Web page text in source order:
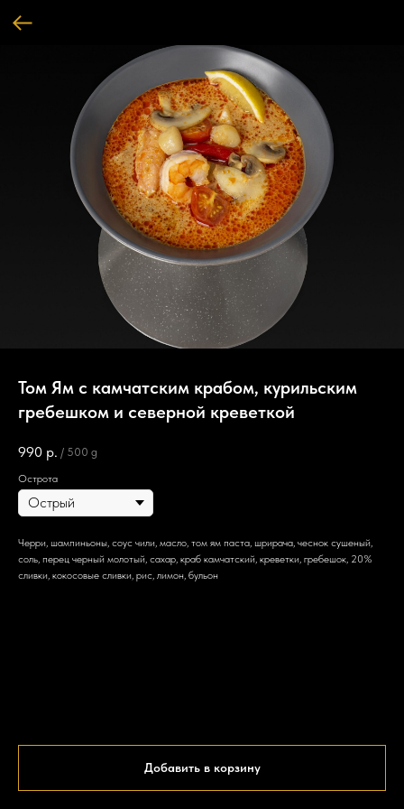
Том Ям с камчатским крабом, курильским
гребешком и северной креветкой
990 р. / 500 g
Острота
Добавить в корзину
Черри, шампиньоны, соус чили, масло, том ям паста, шрирача, чеснок сушеный,
соль, перец черный молотый, сахар, краб камчатский, креветки, гребешок, 20%
сливки, кокосовые сливки, рис, лимон, бульон